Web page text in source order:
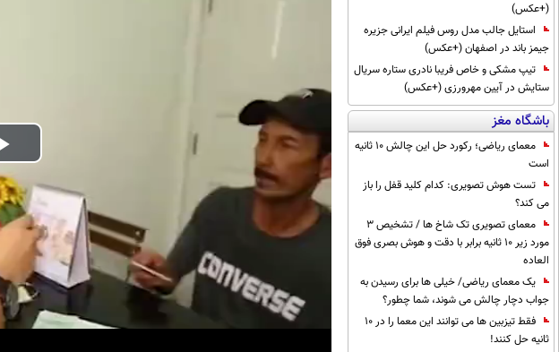
(+عکس)
استایل جالب مدل روس فیلم ایرانی جزیره
جیمز باند در اصفهان (+عکس)
تیپ مشکی و خاص فریبا نادری ستاره سریال
ستایش در آیین مهرورزی (+عکس)
باشگاه مغز
معمای ریاضی؛ رکورد حل این چالش 10 ثانیه
است
تست هوش تصویری: کدام کلید قفل را باز
می کند؟
معمای تصویری تک شاخ ها / تشخیص 3
مورد زیر 10 ثانیه برابر با دقت و هوش بصری فوق
العاده
یک معمای ریاضی/ خیلی ها برای رسیدن به
جواب دچار چالش می شوند، شما چطور؟
فقط تیزبین ها می توانند این معما را در 10
ثانیه حل کنند!
Play
Video